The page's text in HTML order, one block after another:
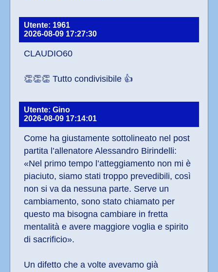
Utente: 1961
2026-08-09 17:27:30
CLAUDIO60
👏👏👏 Tutto condivisibile 👍
Utente: Gino
2026-08-09 17:14:01
Come ha giustamente sottolineato nel post
partita l’allenatore Alessandro Birindelli:
«Nel primo tempo l’atteggiamento non mi è
piaciuto, siamo stati troppo prevedibili, così
non si va da nessuna parte. Serve un
cambiamento, sono stato chiamato per
questo ma bisogna cambiare in fretta
mentalità e avere maggiore voglia e spirito
di sacrificio».
Un difetto che a volte avevamo già